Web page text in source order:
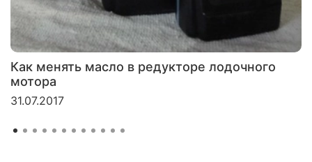
Как менять масло в редукторе лодочного
мотора
31.07.2017